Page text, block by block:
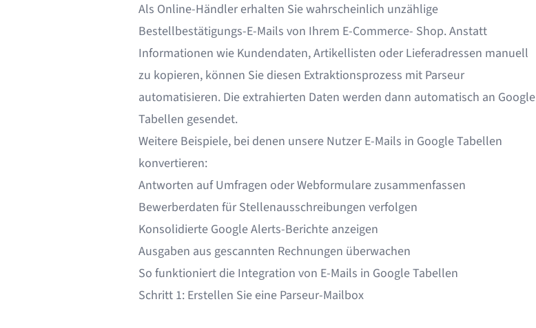
Als Online-Händler erhalten Sie wahrscheinlich unzählige
Bestellbestätigungs-E-Mails von Ihrem E-Commerce- Shop. Anstatt
Informationen wie Kundendaten, Artikellisten oder Lieferadressen manuell
zu kopieren, können Sie diesen Extraktionsprozess mit Parseur
automatisieren. Die extrahierten Daten werden dann automatisch an Google
Tabellen gesendet.
Weitere Beispiele, bei denen unsere Nutzer E-Mails in Google Tabellen
konvertieren:
Antworten aufUmfragen oder Webformularezusammenfassen
Bewerberdaten fürStellenausschreibungen verfolgen
Konsolidierte Google Alerts-Berichteanzeigen
Ausgaben aus gescannten Rechnungen überwachen
So funktioniert die Integration von E-Mails in Google Tabellen
Schritt 1: Erstellen Sie eine Parseur-Mailbox